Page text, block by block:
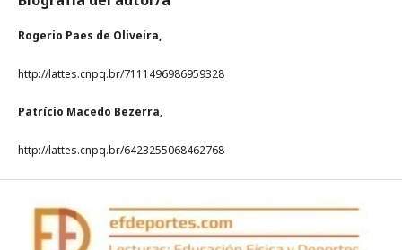
Rogerio Paes de Oliveira,
http://lattes.cnpq.br/7111496986959328
Patrício Macedo Bezerra,
http://lattes.cnpq.br/6423255068462768